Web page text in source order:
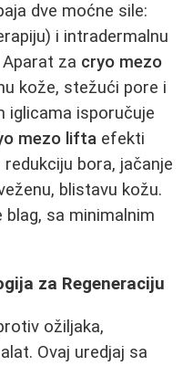
dve moćne sile:
i intradermalnu
za cryo mezo
kože, stežući pore i
iglicama isporučuje
mezo lifta efekti
bora, jаčanje
blistavu kožu.
blag, sa minimalnim
za Regeneraciju
ožiljaka,
Ovaj uredjaj sa